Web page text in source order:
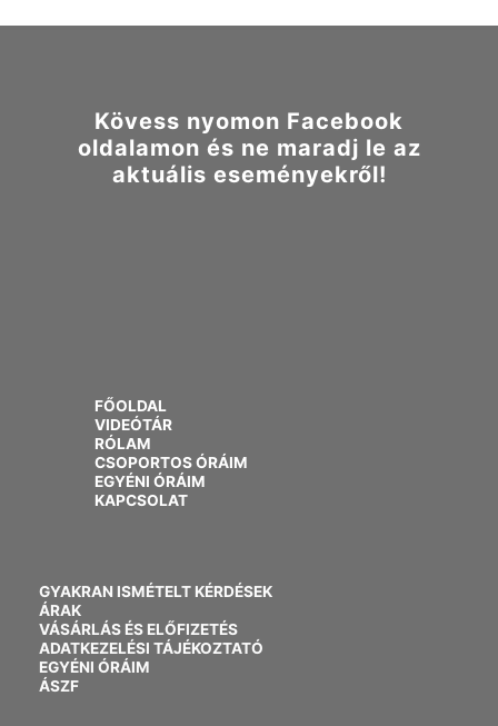
Kövess nyomon Facebook
oldalamon és ne maradj le az
aktuális eseményekről!
FŐOLDAL
VIDEÓTÁR
RÓLAM
CSOPORTOS ÓRÁIM
EGYÉNI ÓRÁIM
KAPCSOLAT
GYAKRAN ISMÉTELT KÉRDÉSEK
ÁRAK
VÁSÁRLÁS ÉS ELŐFIZETÉS
ADATKEZELÉSI TÁJÉKOZTATÓ
EGYÉNI ÓRÁIM
ÁSZF